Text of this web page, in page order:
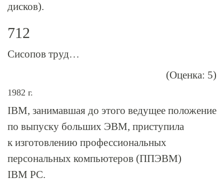
дисков).
712
Сисопов труд…
(Оценка: 5)
1982 г.
IBM, занимавшая до этого ведущее положение
по выпуску больших ЭВМ, приступила
к изготовлению профессиональных
персональных компьютеров (ППЭВМ)
IBM PC.